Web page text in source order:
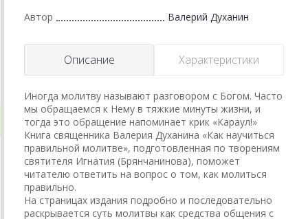
Автор Валерий Духанин
Описание Характеристики
Иногда молитву называют разговором с Богом. Часто
мы обращаемся к Нему в тяжкие минуты жизни, и
тогда это обращение напоминает крик «Караул!»
Книга священника Валерия Духанина «Как научиться
правильной молитве», подготовленная по творениям
святителя Игнатия (Брянчанинова), поможет
читателю ответить на вопрос о том, как молиться
правильно.
На страницах издания подробно и последовательно
раскрывается суть молитвы как средства общения с